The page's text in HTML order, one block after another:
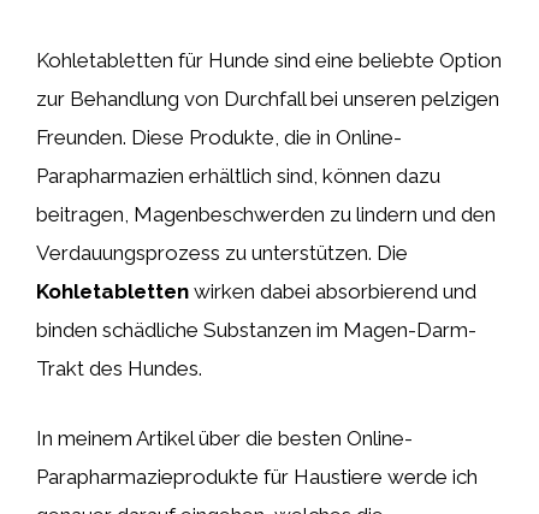
Kohletabletten für Hunde sind eine beliebte Option
zur Behandlung von Durchfall bei unseren pelzigen
Freunden. Diese Produkte, die in Online-
Parapharmazien erhältlich sind, können dazu
beitragen, Magenbeschwerden zu lindern und den
Verdauungsprozess zu unterstützen. Die
Kohletabletten wirken dabei absorbierend und
binden schädliche Substanzen im Magen-Darm-
Trakt des Hundes.
In meinem Artikel über die besten Online-
Parapharmazieprodukte für Haustiere werde ich